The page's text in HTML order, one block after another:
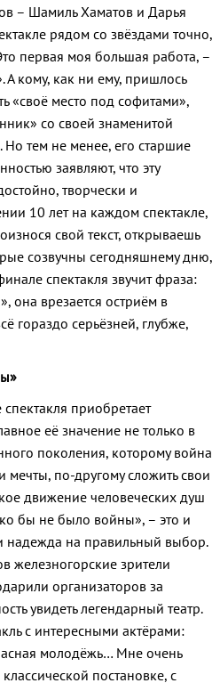
– Шамиль Хаматов и Дарья
рядом со звёздами точно,
первая моя большая работа, –
кому, как ни ему, пришлось
«своё место под софитами»,
со своей знаменитой
тем не менее, его старшие
заявляют, что эту
творчески и
10 лет на каждом спектакле,
свой текст, открываешь
созвучны сегодняшнему дню,
спектакля звучит фраза:
она врезается остриём в
гораздо серьёзней, глубже,
приобретает
её значение не только в
поколения, которому война
мечты, по-другому сложить свои
движение человеческих душ
бы не было войны», – это и
надежда на правильный выбор.
железногорские зрители
организаторов за
увидеть легендарный театр.
с интересными актёрами:
молодёжь… Мне очень
постановке, с